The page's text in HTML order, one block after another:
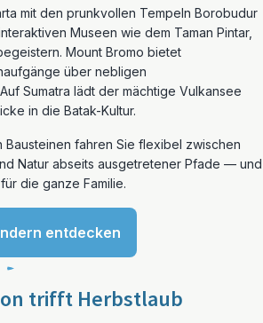
mit den prunkvollen Tempeln Borobudur
Museen wie dem Taman Pintar,
Mount Bromo bietet
über nebligen
Sumatra lädt der mächtige Vulkansee
in die Batak-Kultur.
Bausteinen fahren Sie flexibel zwischen
Natur abseits ausgetretener Pfade — und
die ganze Familie.
entdecken
trifft Herbstlaub